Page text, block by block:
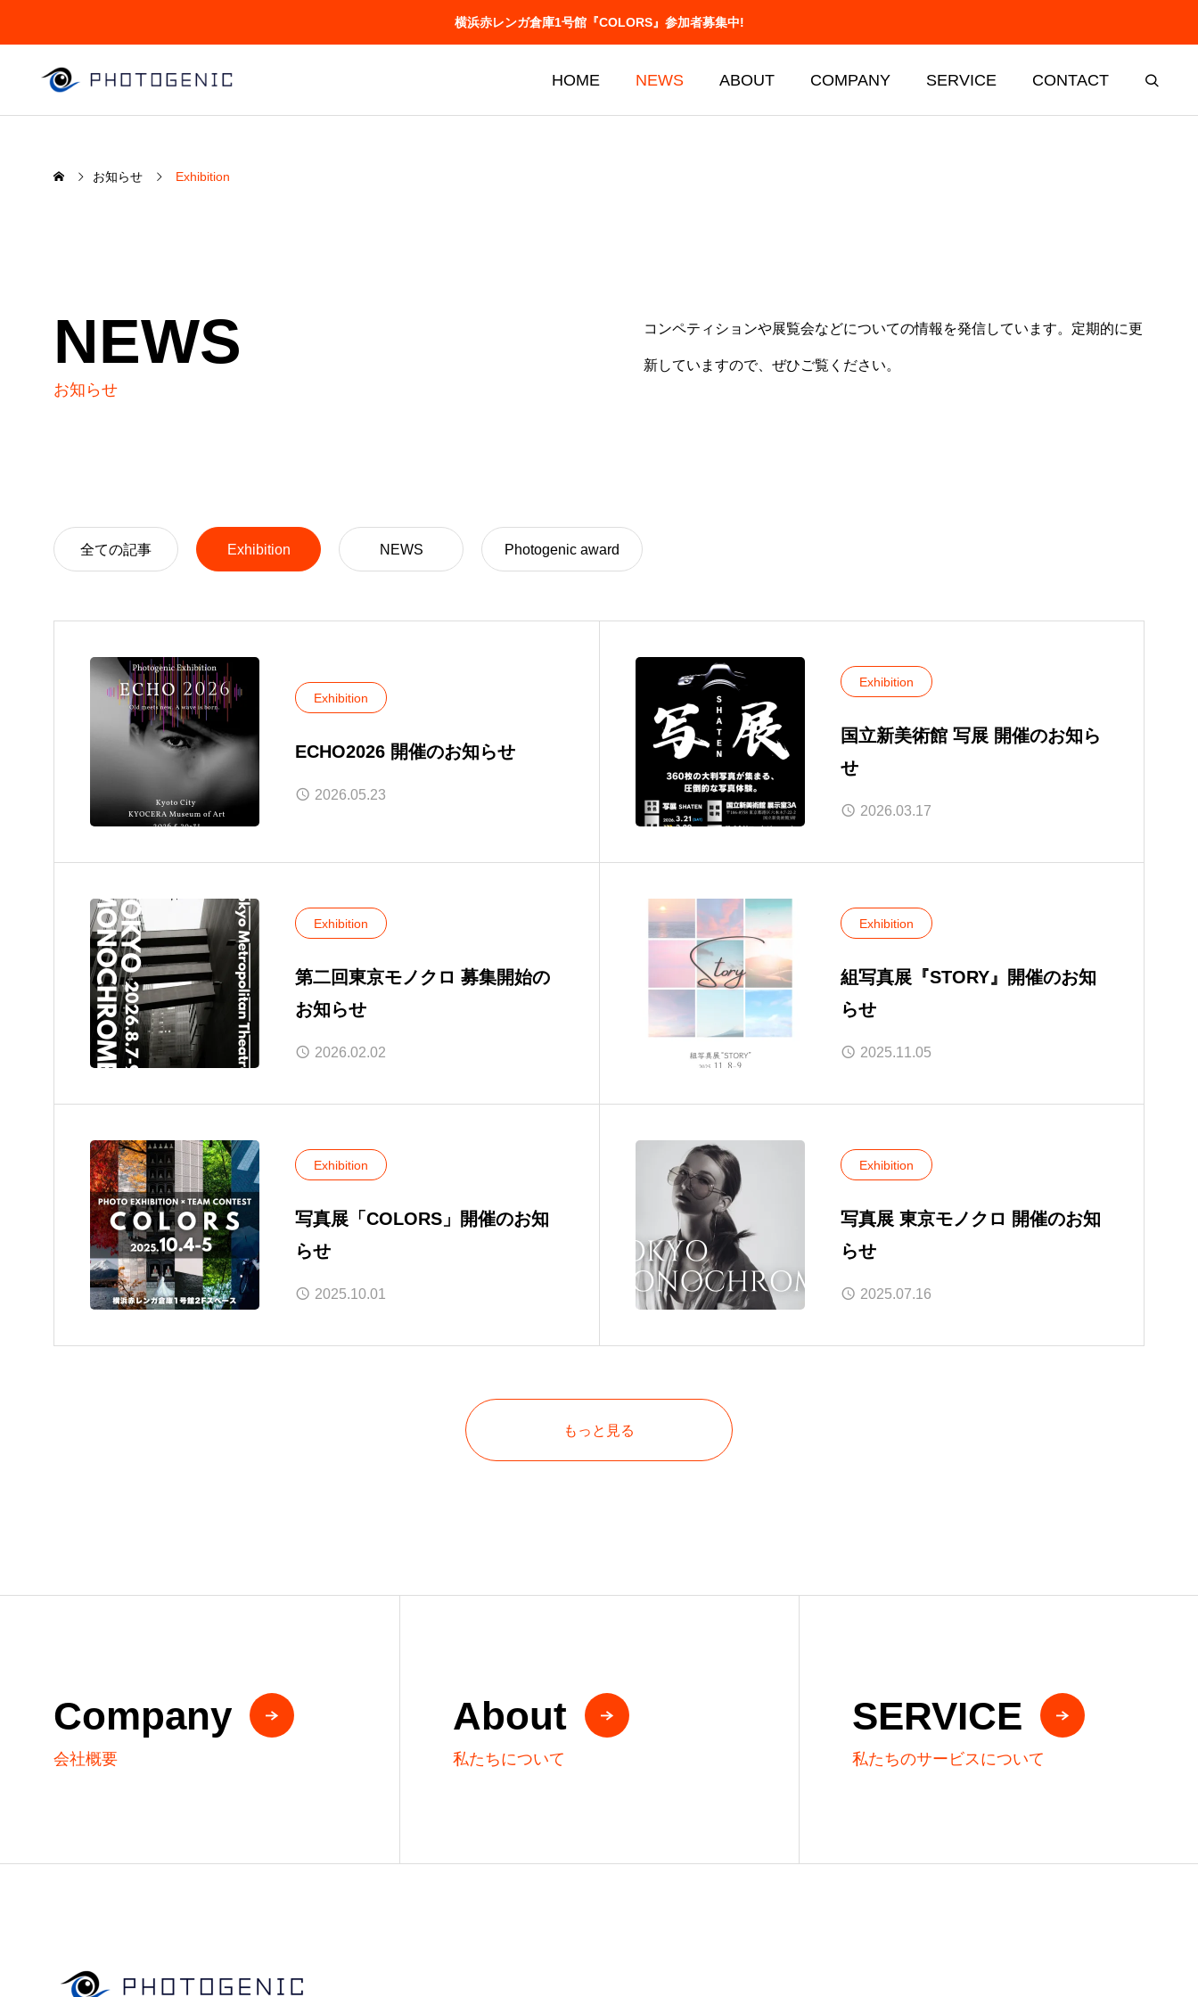
横浜赤レンガ倉庫1号館『COLORS』参加者募集中!
HOME NEWS ABOUT COMPANY SERVICE CONTACT
お知らせ Exhibition
NEWS
お知らせ
コンペティションや展覧会などについての情報を発信しています。定期的に更
新していますので、ぜひご覧ください。
全ての記事 Exhibition NEWS Photogenic award
Exhibition
ECHO2026 開催のお知らせ
2026.05.23
Exhibition
国立新美術館 写展 開催のお知ら
せ
2026.03.17
Exhibition
第二回東京モノクロ 募集開始の
お知らせ
2026.02.02
Exhibition
組写真展『STORY』開催のお知
らせ
2025.11.05
Exhibition
写真展「COLORS」開催のお知
らせ
2025.10.01
Exhibition
写真展 東京モノクロ 開催のお知
らせ
2025.07.16
もっと見る
Company
会社概要
About
私たちについて
SERVICE
私たちのサービスについて